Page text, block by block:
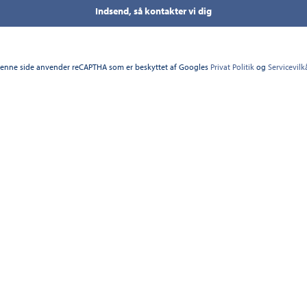
Indsend, så kontakter vi dig
side anvender reCAPTHA som er beskyttet af Googles Privat Politik og